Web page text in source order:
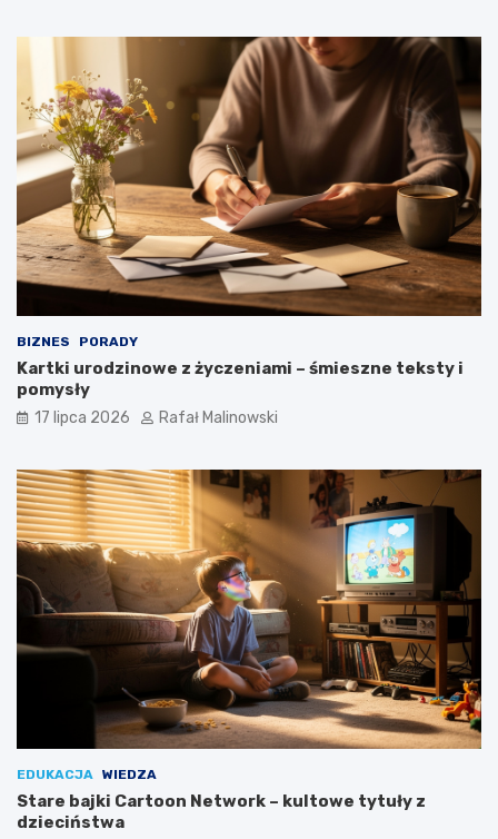
BIZNES PORADY
Kartki urodzinowe z życzeniami – śmieszne teksty i
pomysły
17 lipca 2026 Rafał Malinowski
EDUKACJA WIEDZA
Stare bajki Cartoon Network – kultowe tytuły z
dzieciństwa